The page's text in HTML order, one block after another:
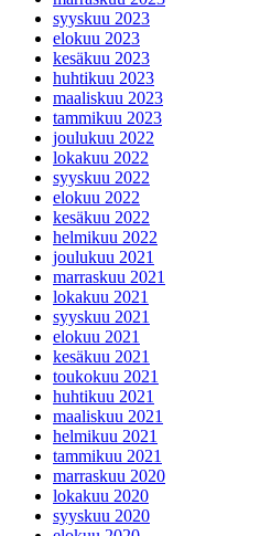
syyskuu 2023
elokuu 2023
kesäkuu 2023
huhtikuu 2023
maaliskuu 2023
tammikuu 2023
joulukuu 2022
lokakuu 2022
syyskuu 2022
elokuu 2022
kesäkuu 2022
helmikuu 2022
joulukuu 2021
marraskuu 2021
lokakuu 2021
syyskuu 2021
elokuu 2021
kesäkuu 2021
toukokuu 2021
huhtikuu 2021
maaliskuu 2021
helmikuu 2021
tammikuu 2021
marraskuu 2020
lokakuu 2020
syyskuu 2020